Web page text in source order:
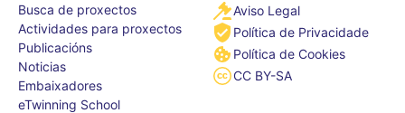
Busca de proxectos
Actividades para proxectos
Publicacións
Noticias
Embaixadores
eTwinning School
Aviso Legal
Política de Privacidade
Política de Cookies
CC BY-SA